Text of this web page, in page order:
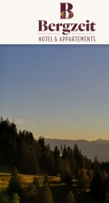
Zur Website